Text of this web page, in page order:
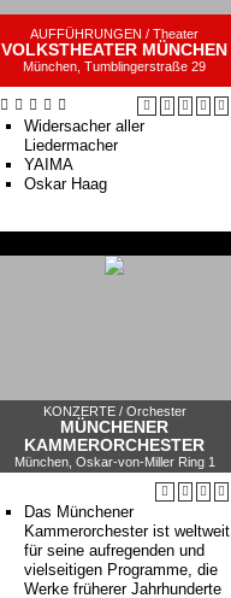
AUFFÜHRUNGEN / Theater
VOLKSTHEATER MÜNCHEN
München, Tumblingerstraße 29
Widersacher aller
Liedermacher
YAIMA
Oskar Haag
KONZERTE / Orchester
MÜNCHENER
KAMMERORCHESTER
München, Oskar-von-Miller Ring 1
Das Münchener
Kammerorchester ist weltweit
für seine aufregenden und
vielseitigen Programme, die
Werke früherer Jahrhunderte